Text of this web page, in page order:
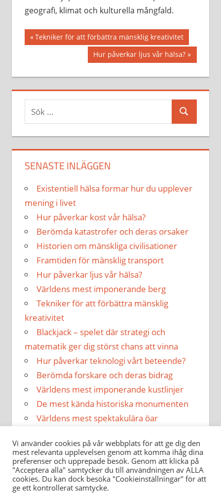
geografi, klimat och kulturella mångfald.
Inläggsnavigering
Föregående
inlägg:
Tekniker för att förbättra mänsklig kreativitet
Nästa
inlägg:
Hur påverkar ljus vår hälsa?
Sök
SENASTE INLÄGGEN
Existentiell hälsa formar hur du upplever
mening i livet
Hur påverkar kost vår hälsa?
Berömda katastrofer och deras orsaker
Historien om mänskliga civilisationer
Framtiden för mänsklig transport
Hur påverkar ljus vår hälsa?
Världens mest imponerande berg
Tekniker för att förbättra mänsklig
kreativitet
Blackjack – spelet där strategi och
matematik ger dig störst chans att vinna
Hur påverkar teknologi vårt beteende?
Berömda forskare och deras bidrag
Världens mest imponerande kustlinjer
De mest kända historiska monumenten
Världens mest spektakulära öar
Vi använder cookies på vår webbplats för att ge dig den
mest relevanta upplevelsen genom att komma ihåg dina
preferenser och upprepade besök. Genom att klicka på
"Acceptera alla" samtycker du till användningen av ALLA
cookies. Du kan dock besöka "Cookieinställningar" för att
ge ett kontrollerat samtycke.